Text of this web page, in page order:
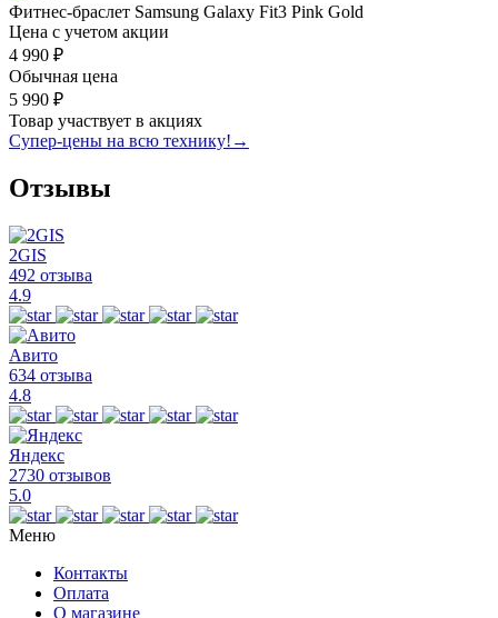
Фитнес-браслет Samsung Galaxy Fit3 Pink Gold
Цена с учетом акции
4 990 ₽
Обычная цена
5 990 ₽
Товар участвует в акциях
Супер-цены на всю технику! →
Отзывы
2GIS
492 отзыва
4.9
Авито
634 отзыва
4.8
Яндекс
2730 отзывов
5.0
Меню
Контакты
Оплата
О магазине